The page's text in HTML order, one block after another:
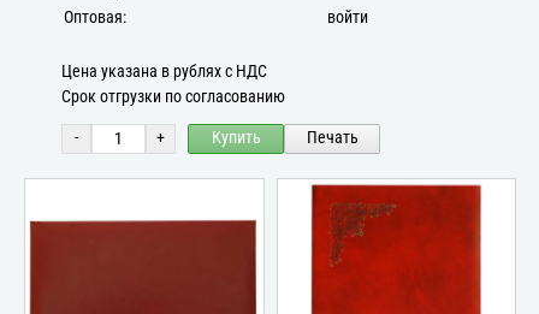
Оптовая:
войти
Цена указана в рублях с НДС
Срок отгрузки по согласованию
- + Купить Печать